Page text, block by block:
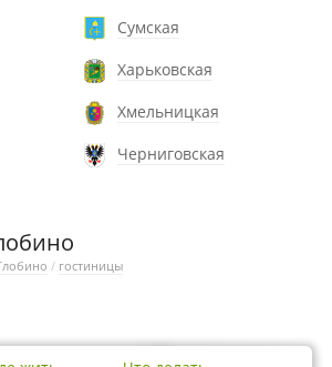
Сумская
Харьковская
Хмельницкая
Черниговская
/ гостиницы